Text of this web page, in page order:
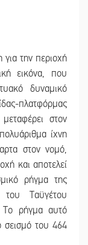
την περιοχή
εικόνα, που
δυναμικό
πλατφόρμας
στον
ίχνη
στον νομό,
και αποτελεί
ρήγμα της
του Ταϋγέτου
Το ρήγμα αυτό
σεισμό του 464